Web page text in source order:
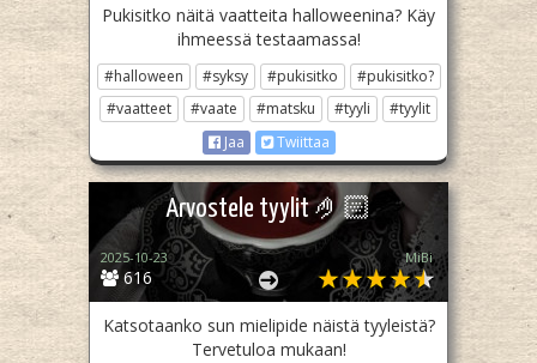
Pukisitko näitä vaatteita halloweenina? Käy
ihmeessä testaamassa!
#halloween #syksy #pukisitko
#pukisitko?
#vaatteet
#vaate #matsku #tyyli
#tyylit
Jaa
Twiittaa
Arvostele tyylit 🤌🏻
616
2025-10-23 MiBi
Katsotaanko sun mielipide näistä tyyleistä?
Tervetuloa mukaan!